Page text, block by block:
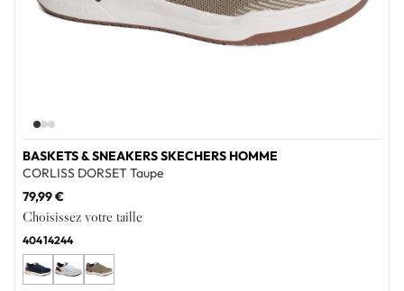
BASKETS & SNEAKERS SKECHERS HOMME
CORLISS DORSET Taupe
79,99 €
Choisissez votre taille
40414244